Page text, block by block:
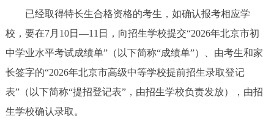
政民互动
走进北京
已经取得特长生合格资格的考生，如确认报考相应学
校，要在7月10日—11日，向招生学校提交“2026年北京市初
中学业水平考试成绩单”（以下简称“成绩单”）、由考生和家
长签字的“2026年北京市高级中等学校提前招生录取登记
表”（以下简称“提招登记表”，由招生学校负责发放），由招
生学校确认录取。